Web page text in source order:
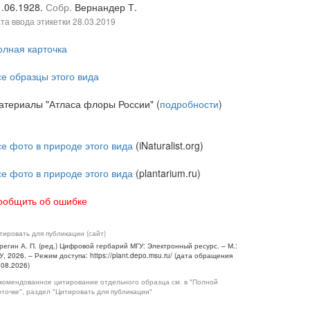
Собр. Вернандер Т.
ввода этикетки 28.03.2019
карточка
образцы этого вида
"Атласа флоры России" (подробности)
фото в природе этого вида (iNaturalist.org)
фото в природе этого вида (plantarium.ru)
об ошибке
для публикации (сайт)
А. П. (ред.) Цифровой гербарий МГУ: Электронный ресурс. – М.:
2026. – Режим доступа: https://plant.depo.msu.ru/ (дата обращения
цитирование отдельного образца см. в "Полной
раздел "Цитировать для публикации"